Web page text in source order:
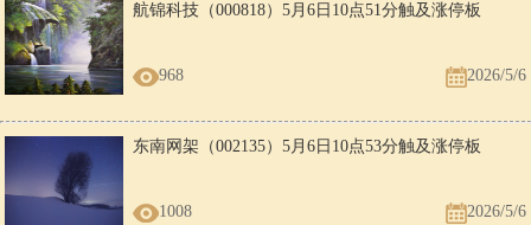
航锦科技（000818）5月6日10点51分触及涨停板
968 2026/5/6
东南网架（002135）5月6日10点53分触及涨停板
1008 2026/5/6